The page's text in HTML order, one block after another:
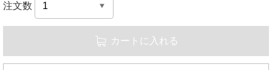
注文数
カートに入れる